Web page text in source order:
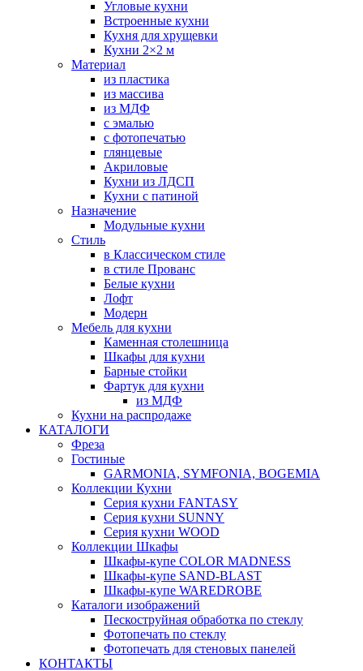
Угловые кухни
Встроенные кухни
Кухня для хрущевки
Кухни 2×2 м
Материал
из пластика
из массива
из МДФ
с эмалью
с фотопечатью
глянцевые
Акриловые
Кухни из ЛДСП
Кухни с патиной
Назначение
Модульные кухни
Стиль
в Классическом стиле
в стиле Прованс
Белые кухни
Лофт
Модерн
Мебель для кухни
Каменная столешница
Шкафы для кухни
Барные стойки
Фартук для кухни
из МДФ
Кухни на распродаже
КАТАЛОГИ
Фреза
Гостиные
GARMONIA, SYMFONIA, BOGEMIA
Коллекции Кухни
Серия кухни FANTASY
Серия кухни SUNNY
Серия кухни WOOD
Коллекции Шкафы
Шкафы-купе COLOR MADNESS
Шкафы-купе SAND-BLAST
Шкафы-купе WAREDROBE
Каталоги изображений
Пескоструйная обработка по стеклу
Фотопечать по стеклу
Фотопечать для стеновых панелей
КОНТАКТЫ